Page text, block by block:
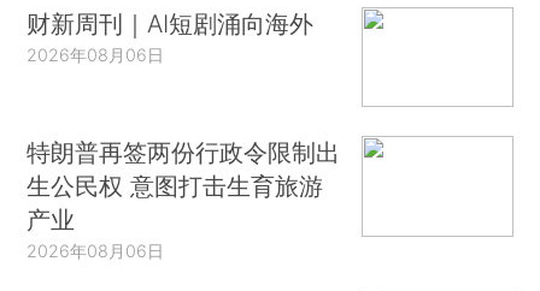
财新周刊｜AI短剧涌向海外
2026年08月06日
特朗普再签两份行政令限制出
生公民权 意图打击生育旅游
产业
2026年08月06日